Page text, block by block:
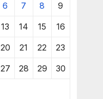
6 7 8 9
13 14 15 16
20 21 22 23
27 28 29 30